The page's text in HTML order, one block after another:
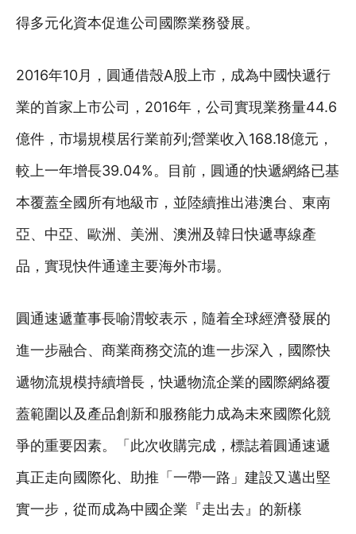
得多元化資本促進公司國際業務發展。
2016年10月，圓通借殼A股上市，成為中國快遞行
業的首家上市公司，2016年，公司實現業務量44.6
億件，市場規模居行業前列;營業收入168.18億元，
較上一年增長39.04%。目前，圓通的快遞網絡已基
本覆蓋全國所有地級市，並陸續推出港澳台、東南
亞、中亞、歐洲、美洲、澳洲及韓日快遞專線產
品，實現快件通達主要海外市場。
圓通速遞董事長喻渭蛟表示，隨着全球經濟發展的
進一步融合、商業商務交流的進一步深入，國際快
遞物流規模持續增長，快遞物流企業的國際網絡覆
蓋範圍以及產品創新和服務能力成為未來國際化競
爭的重要因素。「此次收購完成，標誌着圓通速遞
真正走向國際化、助推「一帶一路」建設又邁出堅
實一步，從而成為中國企業『走出去』的新樣